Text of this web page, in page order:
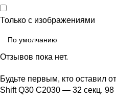
Только с изображениями
Отзывов пока нет.
Будьте первым, кто оставил
Shift Q30 C2030 — 32 секц. 98